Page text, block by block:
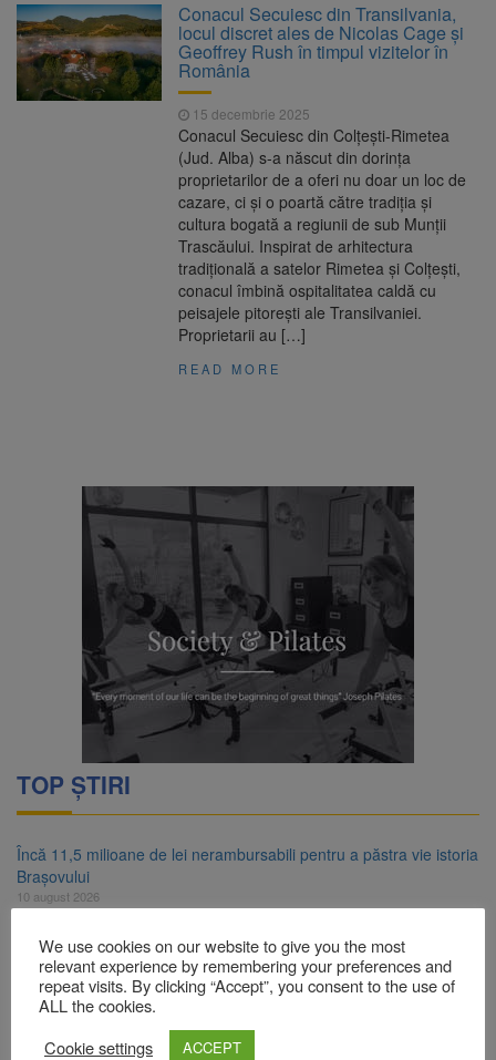
10 august 2026
Nivelul Dunării a crescut la
Cernavodă. Unitatea 2 a centralei nucleare
poate funcționa cel puțin încă nouă zile
10 august 2026
Șapte persoane, arestate
preventiv după atacul asupra ambulanței
Încă 11,5 milioane de lei
nerambursabili pentru a păstra vie istoria
Conacul Secuiesc din Transilvania,
locul discret ales de Nicolas Cage și
Geoffrey Rush în timpul vizitelor în
România
15 decembrie 2025
Conacul Secuiesc din Colțești-Rimetea
(Jud. Alba) s-a născut din dorința
proprietarilor de a oferi nu doar un loc de
cazare, ci și o poartă către tradiția și
cultura bogată a regiunii de sub Munții
Trascăului. Inspirat de arhitectura
tradițională a satelor Rimetea și Colțești,
conacul îmbină ospitalitatea caldă cu
peisajele pitorești ale Transilvaniei.
Proprietarii au […]
READ MORE
TOP ȘTIRI
Încă 11,5 milioane de lei nerambursabili pentru a păstra vie istoria
Brașovului
10 august 2026
Concert cu intrare liberă la Făgăraș, pe 14 august. Cvartetul
NaunArt aduce pe scenă muzicieni brașoveni
10 august 2026
RATBV a reluat circulația pe linia 510 Brașov – Hărman
10 august 2026
We use cookies on our website to give you the most
relevant experience by remembering your preferences and
repeat visits. By clicking “Accept”, you consent to the use of
ALL the cookies.
Cookie settings
ACCEPT